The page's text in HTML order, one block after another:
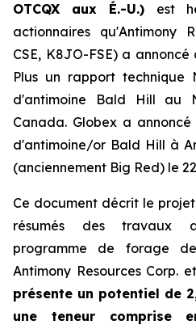
OTCQX aux É.-U.) est
actionnaires qu'Antimony
CSE, K8JO-FSE) a
Plus un rapport technique
d'antimoine Bald Hill au
Canada. Globex a
d'antimoine/or Bald Hill à
(anciennement Big Red) le
Ce document décrit le
résumés des travaux
programme de forage
Antimony Resources Corp. et
présente un potentiel de
une teneur